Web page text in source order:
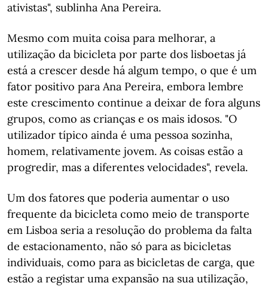
ativistas", sublinha Ana Pereira.
Mesmo com muita coisa para melhorar, a
utilização da bicicleta por parte dos lisboetas já
está a crescer desde há algum tempo, o que é um
fator positivo para Ana Pereira, embora lembre
este crescimento continue a deixar de fora alguns
grupos, como as crianças e os mais idosos. "O
utilizador típico ainda é uma pessoa sozinha,
homem, relativamente jovem. As coisas estão a
progredir, mas a diferentes velocidades", revela.
Um dos fatores que poderia aumentar o uso
frequente da bicicleta como meio de transporte
em Lisboa seria a resolução do problema da falta
de estacionamento, não só para as bicicletas
individuais, como para as bicicletas de carga, que
estão a registar uma expansão na sua utilização,